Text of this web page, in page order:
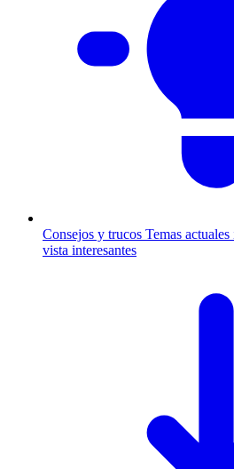
Consejos y trucos Temas
vista interesantes